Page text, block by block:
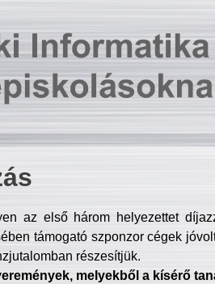
az első három helyezettet
támogató szponzor cégek
részesítjük.
melyekből a kísérő